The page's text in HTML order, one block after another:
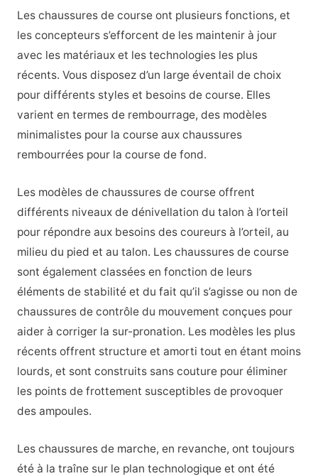
Les chaussures de course ont plusieurs fonctions, et
les concepteurs s’efforcent de les maintenir à jour
avec les matériaux et les technologies les plus
récents. Vous disposez d’un large éventail de choix
pour différents styles et besoins de course. Elles
varient en termes de rembourrage, des modèles
minimalistes pour la course aux chaussures
rembourrées pour la course de fond.
Les modèles de chaussures de course offrent
différents niveaux de dénivellation du talon à l’orteil
pour répondre aux besoins des coureurs à l’orteil, au
milieu du pied et au talon. Les chaussures de course
sont également classées en fonction de leurs
éléments de stabilité et du fait qu’il s’agisse ou non de
chaussures de contrôle du mouvement conçues pour
aider à corriger la sur-pronation. Les modèles les plus
récents offrent structure et amorti tout en étant moins
lourds, et sont construits sans couture pour éliminer
les points de frottement susceptibles de provoquer
des ampoules.
Les chaussures de marche, en revanche, ont toujours
été à la traîne sur le plan technologique et ont été